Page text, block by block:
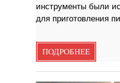
инструменты были
для приготовления
ПОДРОБНЕЕ